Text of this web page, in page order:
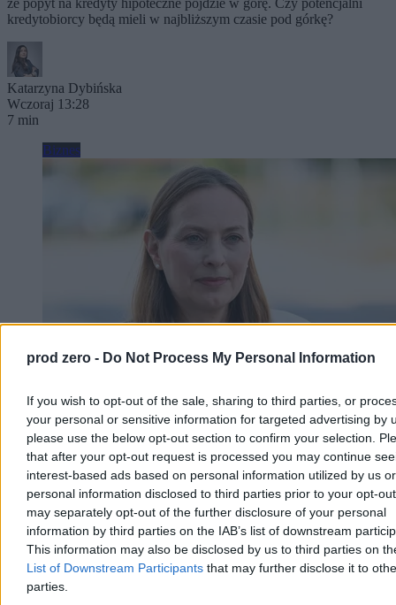
prod zero - Do Not Process My Personal Information
If you wish to opt-out of the sale, sharing to third parties, or
your personal or sensitive information for targeted advertising by
please use the below opt-out section to confirm your selection.
that after your opt-out request is processed you may continue
interest-based ads based on personal information utilized by us or
personal information disclosed to third parties prior to your opt-
may separately opt-out of the further disclosure of your personal
information by third parties on the IAB’s list of downstream
This information may also be disclosed by us to third parties on
List of Downstream Participants that may further disclose it to
parties.
że popyt na kredyty hipoteczne pójdzie w górę. Czy potencjalni
kredytobiorcy będą mieli w najbliższym czasie pod górkę?
Katarzyna Dybińska
Wczoraj 13:28
7 min
Biznes
Wiek emerytalny do zmiany? Pełczyńska-Nałęcz
tłumaczy się ze swoich słów
– Dość chowania głowy w piasek. Wszyscy wiedzą, że jest problem
– tak minister funduszy i polityki regionalnej Katarzyna Pełczyńska-
Nałęcz odniosła się w programie „Tłit” WP do jej niedawnych słów
o wieku emerytalnym w Polsce. Liderka Polski 2050 jakiś czas
temu zastanawiała się, czy bezdzietne kobiety nie powinny
przechodzić na emeryturę w tym samym wieku, co mężczyźni.